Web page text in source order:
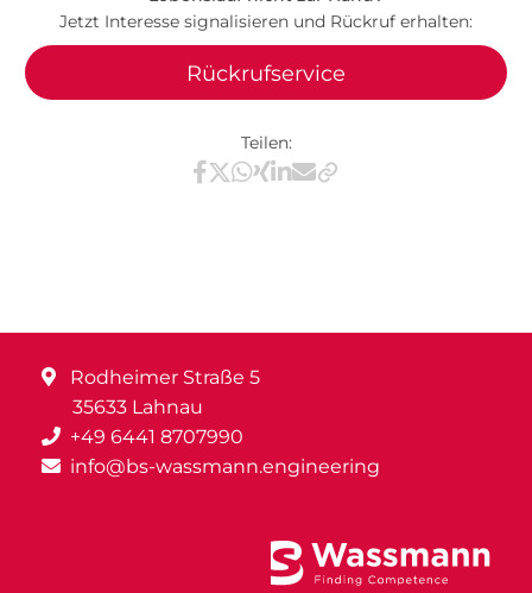
Jetzt Interesse signalisieren und Rückruf erhalten:
Rückrufservice
Teilen:
Teilen via Facebook
Teilen via X / Twitter
Teilen via WhatsApp
Teilen via Xing
Teilen via LinkedIn
Teilen via E-Mail
Rodheimer Straße 5
35633 Lahnau
+49 6441 8707990
info@bs-wassmann.engineering